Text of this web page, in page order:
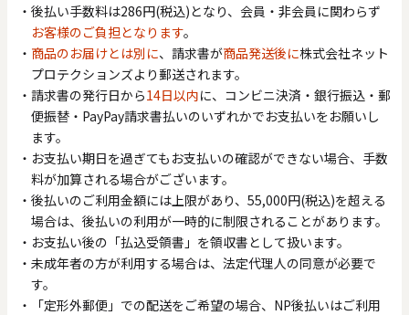
後払い手数料は286円(税込)となり、会員・非会員に関わらず
お客様のご負担となります。
商品のお届けとは別に、請求書が商品発送後に株式会社ネット
プロテクションズより郵送されます。
請求書の発行日から14日以内に、コンビニ決済・銀行振込・郵
便振替・PayPay請求書払いのいずれかでお支払いをお願いし
ます。
お支払い期日を過ぎてもお支払いの確認ができない場合、手数
料が加算される場合がございます。
後払いのご利用金額には上限があり、55,000円(税込)を超える
場合は、後払いの利用が一時的に制限されることがあります。
お支払い後の「払込受領書」を領収書として扱います。
未成年者の方が利用する場合は、法定代理人の同意が必要で
す。
「定形外郵便」での配送をご希望の場合、NP後払いはご利用